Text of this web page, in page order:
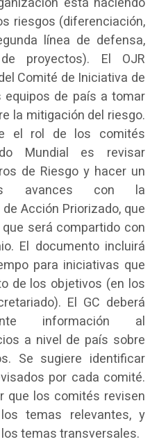
riesgos (diferenciación,
línea de defensa,
proyectos). El OJR
Comité de Iniciativa de
equipos de país a tomar
la mitigación del riesgo.
el rol de los comités
Mundial es revisar
de Riesgo y hacer un
avances con la
Acción Priorizado, que
será compartido con
El documento incluirá
para iniciativas que
de los objetivos (en los
El GC deberá
información al
a nivel de país sobre
Se sugiere identificar
por cada comité.
que los comités revisen
temas relevantes, y
temas transversales.